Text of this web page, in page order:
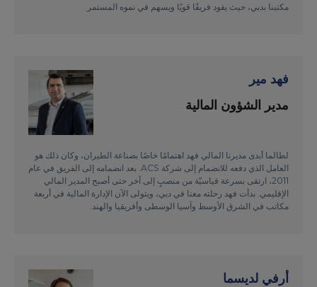
مكتبنا بدبي، حيث يقود فريقًا قويًا ويسهم في نموه المستمر.
فهد مير
مدير الشؤون المالية
لطالما أبدى مديرنا المالي فهد اهتمامًا خاصًا بصناعة الطيران، وكان ذلك هو
العامل الذي دفعه للانضمام إلى شركة ACS. بعد انضمامه إلى الفريق في عام
2011، ارتقى بسرعة قياسيّة من منصبٍ إلى آخر حتى أصبح المدير المالي
الإقليمي. بدأت فهد رحلته معنا في دبي، ويتولى الآن الإدارة المالية في أربعة
مكاتب في الشرق الأوسط وآسيا الوسطى وأفريقيا والهند.
أرفي لديسما